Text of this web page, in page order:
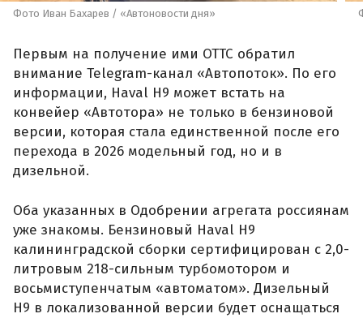
Фото Иван Бахарев / «Автоновости дня»
Первым на получение ими ОТТС обратил
внимание Telegram-канал «Автопоток». По его
информации, Haval H9 может встать на
конвейер «Автотора» не только в бензиновой
версии, которая стала единственной после его
перехода в 2026 модельный год, но и в
дизельной.
Оба указанных в Одобрении агрегата россиянам
уже знакомы. Бензиновый Haval H9
калининградской сборки сертифицирован с 2,0-
литровым 218-сильным турбомотором и
восьмиступенчатым «автоматом». Дизельный
H9 в локализованной версии будет оснащаться